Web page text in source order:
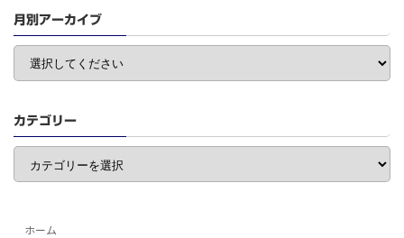
月別アーカイブ
カテゴリー
カ
ホーム